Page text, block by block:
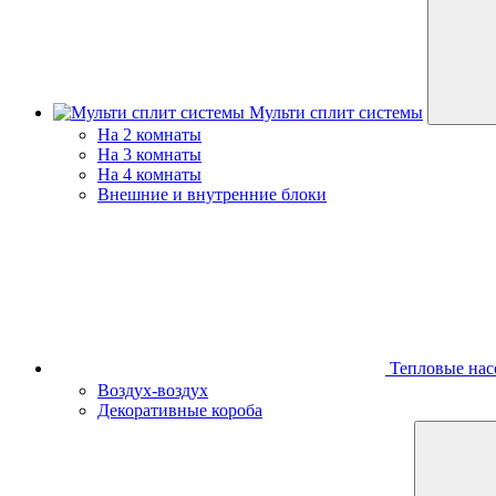
Мульти сплит системы
На 2 комнаты
На 3 комнаты
На 4 комнаты
Внешние и внутренние блоки
Тепловые
Воздух-воздух
Декоративные короба